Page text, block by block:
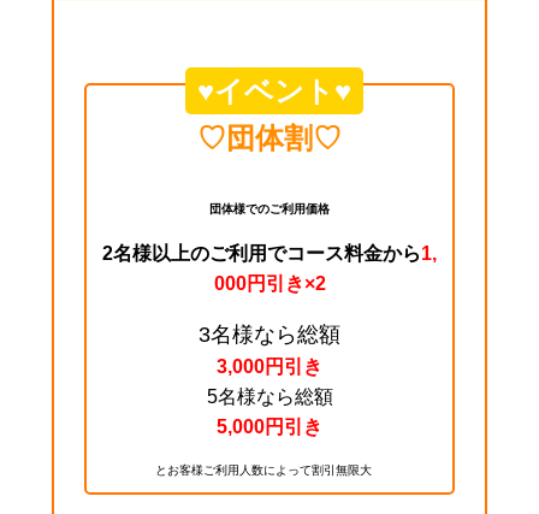
♥イベント♥
♡団体割♡
団体様でのご利用価格
2名様以上のご利用でコース料金から1,
000円引き×2
3名様なら総額
3,000円引き
5名様なら総額
5,000円引き
とお客様ご利用人数によって割引無限大